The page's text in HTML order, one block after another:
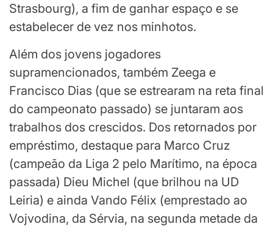
Strasbourg), a fim de ganhar espaço e se
estabelecer de vez nos minhotos.
Além dos jovens jogadores
supramencionados, também Zeega e
Francisco Dias (que se estrearam na reta final
do campeonato passado) se juntaram aos
trabalhos dos crescidos. Dos retornados por
empréstimo, destaque para Marco Cruz
(campeão da Liga 2 pelo Marítimo, na época
passada) Dieu Michel (que brilhou na UD
Leiria) e ainda Vando Félix (emprestado ao
Vojvodina, da Sérvia, na segunda metade da